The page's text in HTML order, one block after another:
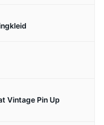
Vintage Pin Up